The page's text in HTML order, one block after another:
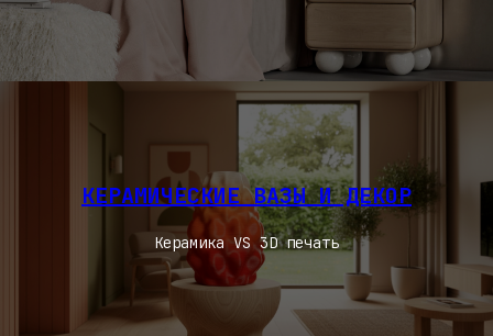
КЕРАМИЧЕСКИЕ ВАЗЫ И ДЕКОР
Керамика VS 3D печать